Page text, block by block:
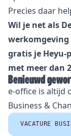
Precies daar
Wil je net als
werkomgeving
gratis je
met meer dan
Benieuwd
e-office is altijd
Business &
VACATURE